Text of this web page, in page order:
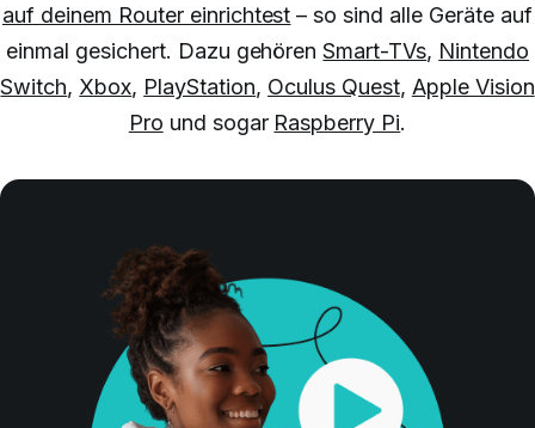
auf deinem Router einrichtest – so sind alle Geräte auf
einmal gesichert. Dazu gehörenSmart-TVs, Nintendo
Switch, Xbox, PlayStation, Oculus Quest, Apple Vision
Pro und sogar Raspberry Pi.